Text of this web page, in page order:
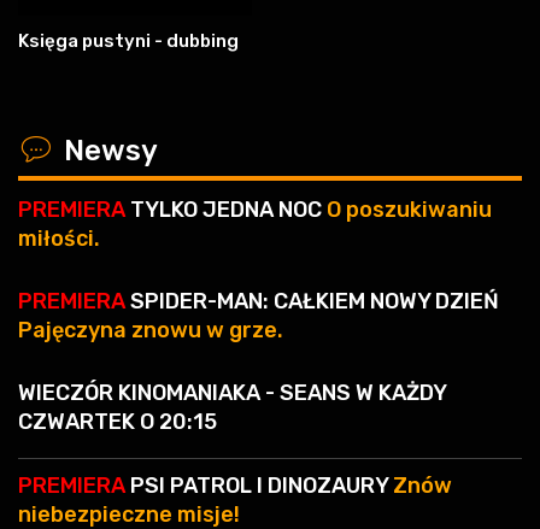
Księga pustyni - dubbing
x Newsy
PREMIERATYLKO JEDNA NOC O poszukiwaniu
miłości.
PREMIERASPIDER-MAN: CAŁKIEM NOWY DZIEŃ
Pajęczyna znowu w grze.
WIECZÓR KINOMANIAKA - SEANS W KAŻDY
CZWARTEK O 20:15
PREMIERAPSI PATROL I DINOZAURYZnów
niebezpieczne misje!